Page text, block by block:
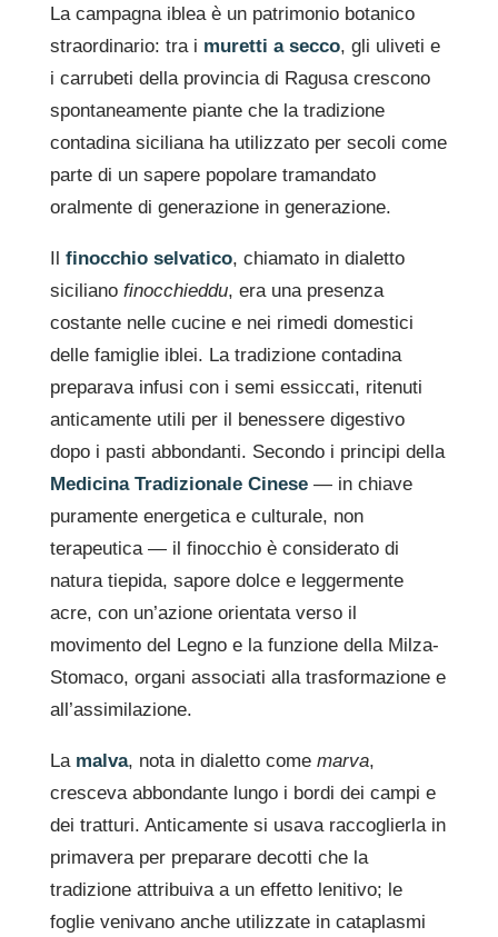
La campagna iblea è un patrimonio botanico
straordinario: tra i muretti a secco, gli uliveti e
i carrubeti della provincia di Ragusa crescono
spontaneamente piante che la tradizione
contadina siciliana ha utilizzato per secoli come
parte di un sapere popolare tramandato
oralmente di generazione in generazione.
Il finocchio selvatico, chiamato in dialetto
siciliano finocchieddu, era una presenza
costante nelle cucine e nei rimedi domestici
delle famiglie iblei. La tradizione contadina
preparava infusi con i semi essiccati, ritenuti
anticamente utili per il benessere digestivo
dopo i pasti abbondanti. Secondo i principi della
Medicina Tradizionale Cinese — in chiave
puramente energetica e culturale, non
terapeutica — il finocchio è considerato di
natura tiepida, sapore dolce e leggermente
acre, con un’azione orientata verso il
movimento del Legno e la funzione della Milza-
Stomaco, organi associati alla trasformazione e
all’assimilazione.
La malva, nota in dialetto come marva,
cresceva abbondante lungo i bordi dei campi e
dei tratturi. Anticamente si usava raccoglierla in
primavera per preparare decotti che la
tradizione attribuiva a un effetto lenitivo; le
foglie venivano anche utilizzate in cataplasmi